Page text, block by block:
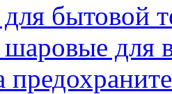
бытовой
для